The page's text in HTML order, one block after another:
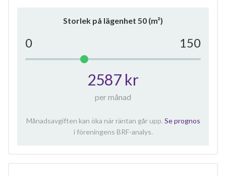
Storlek på lägenhet 50 (m²)
0 150
2587 kr
per månad
Månadsavgiften kan öka när räntan går upp. Se prognos
i föreningens BRF-analys.